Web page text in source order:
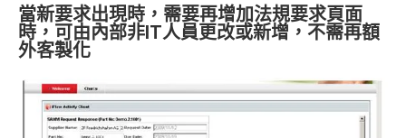
當新要求出現時，需要再增加法規要求頁面
時，可由內部非IT人員更改或新增，不需再額
外客製化